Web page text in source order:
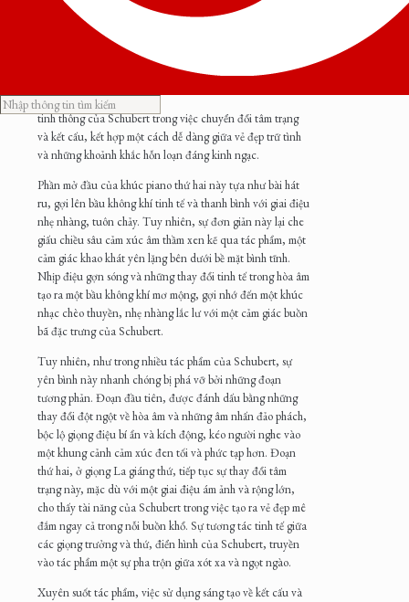
tác vào năm 1828, chỉ vài tháng trước khi ông qua đời khi
còn rất trẻ. Ba tác phẩm piano này, không được xuất bản
trong thời ông còn sống và sau đó được Johannes Brahms
biên tập vào năm 1868, đại diện cho một số sáng tác phức
trong bộ tác phẩm, ở giọng Mi giáng trưởng, thể hiện sự
tinh thông của Schubert trong việc chuyển đổi tâm trạng
và kết cấu, kết hợp một cách dễ dàng giữa vẻ đẹp trữ tình
và những khoảnh khắc hỗn loạn đáng kinh ngạc.
Phần mở đầu của khúc piano thứ hai này tựa như bài hát
ru, gợi lên bầu không khí tinh tế và thanh bình với giai điệu
nhẹ nhàng, tuôn chảy. Tuy nhiên, sự đơn giản này lại che
giấu chiều sâu cảm xúc âm thầm xen kẽ qua tác phẩm, một
cảm giác khao khát yên lặng bên dưới bề mặt bình tĩnh.
Nhịp điệu gợn sóng và những thay đổi tinh tế trong hòa âm
tạo ra một bầu không khí mơ mộng, gợi nhớ đến một khúc
nhạc chèo thuyền, nhẹ nhàng lắc lư với một cảm giác buồn
bã đặc trưng của Schubert.
Tuy nhiên, như trong nhiều tác phẩm của Schubert, sự
yên bình này nhanh chóng bị phá vỡ bởi những đoạn
tương phản. Đoạn đầu tiên, được đánh dấu bằng những
thay đổi đột ngột về hòa âm và những âm nhấn đảo phách,
bộc lộ giọng điệu bí ẩn và kích động, kéo người nghe vào
một khung cảnh cảm xúc đen tối và phức tạp hơn. Đoạn
thứ hai, ở giọng La giáng thứ, tiếp tục sự thay đổi tâm
trạng này, mặc dù với một giai điệu ám ảnh và rộng lớn,
cho thấy tài năng của Schubert trong việc tạo ra vẻ đẹp mê
đắm ngay cả trong nỗi buồn khổ. Sự tương tác tinh tế giữa
các giọng trưởng và thứ, điển hình của Schubert, truyền
vào tác phẩm một sự pha trộn giữa xót xa và ngọt ngào.
Xuyên suốt tác phẩm, việc sử dụng sáng tạo về kết cấu và